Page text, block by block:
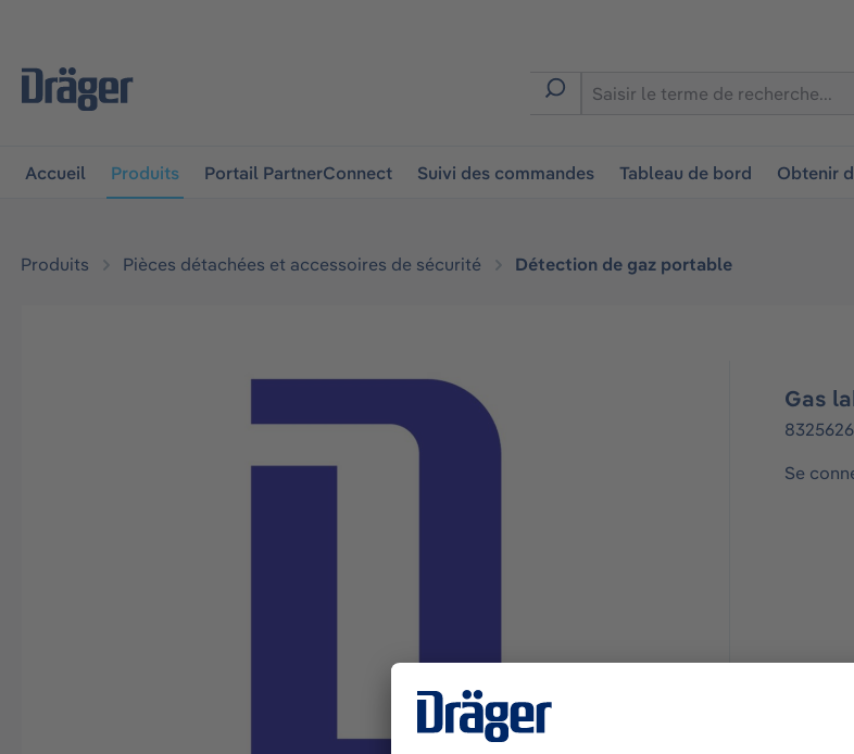
Accueil Produits Portail PartnerConnect Suivi des commandes Tableau de bord Obtenir
Produits Pièces détachées et accessoires de sécurité Détection de gaz portable
Gas
8325626
Se